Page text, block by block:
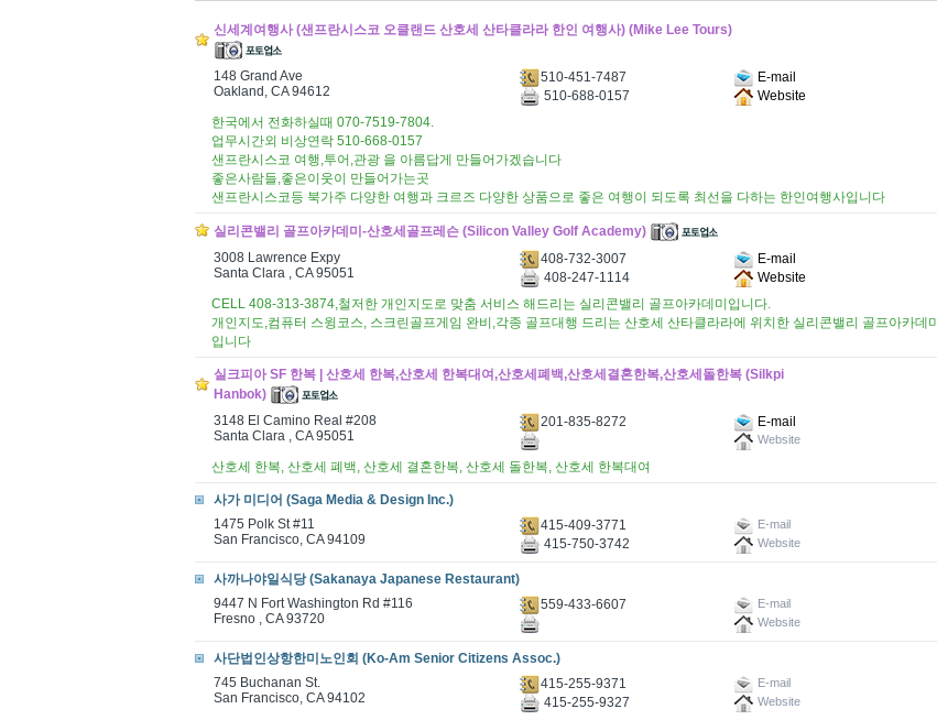
신세계여행사 (샌프란시스코 오클랜드 산호세 산타클라라 한인 여행사) (Mike Lee Tours)
148 Grand Ave
Oakland, CA 94612
510-451-7487
E-mail
510-688-0157
Website
한국에서 전화하실때 070-7519-7804.
업무시간외 비상연락 510-668-0157
샌프란시스코 여행,투어,관광 을 아름답게 만들어가겠습니다
좋은사람들,좋은이웃이 만들어가는곳
샌프란시스코등 북가주 다양한 여행과 크르즈 다양한 상품으로 좋은 여행이 되도록 최선을 다하는 한인여행사입니다
실리콘밸리 골프아카데미-산호세골프레슨 (Silicon Valley Golf Academy)
3008 Lawrence Expy
Santa Clara , CA 95051
408-732-3007
E-mail
408-247-1114
Website
CELL 408-313-3874,철저한 개인지도로 맞춤 서비스 해드리는 실리콘밸리 골프아카데미입니다.
개인지도,컴퓨터 스윙코스, 스크린골프게임 완비,각종 골프대행 드리는 산호세 산타클라라에 위치한 실리콘밸리 골프아카데미
입니다
실크피아 SF 한복 | 산호세 한복,산호세 한복대여,산호세폐백,산호세결혼한복,산호세돌한복 (Silkpi
Hanbok)
3148 El Camino Real #208
Santa Clara , CA 95051
201-835-8272 E-mail
Website
산호세 한복, 산호세 폐백, 산호세 결혼한복, 산호세 돌한복, 산호세 한복대여
사가 미디어 (Saga Media & Design Inc.)
1475 Polk St #11
San Francisco, CA 94109
415-409-3771 E-mail
415-750-3742 Website
사까나야일식당 (Sakanaya Japanese Restaurant)
9447 N Fort Washington Rd #116
Fresno , CA 93720
559-433-6607
E-mail
Website
사단법인상항한미노인회 (Ko-Am Senior Citizens Assoc.)
745 Buchanan St.
San Francisco, CA 94102
415-255-9371 E-mail
415-255-9327 Website